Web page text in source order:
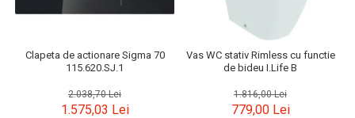
Clapeta de actionare Sigma 70
115.620.SJ.1
2.038,70 Lei
1.575,03 Lei
Vas WC stativ Rimless cu functie
de bideu I.Life B
1.816,00 Lei
779,00 Lei